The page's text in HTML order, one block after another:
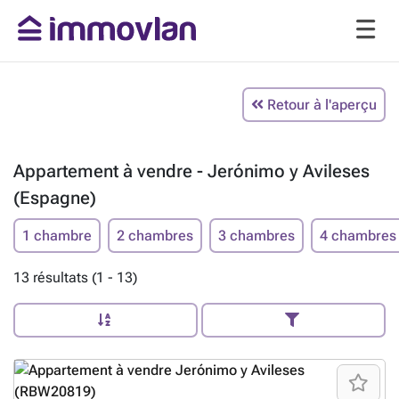
Retour à l'aperçu
Appartement à vendre - Jerónimo y Avileses
(Espagne)
1 chambre 2 chambres 3 chambres 4 chambres
13 résultats (1 - 13)